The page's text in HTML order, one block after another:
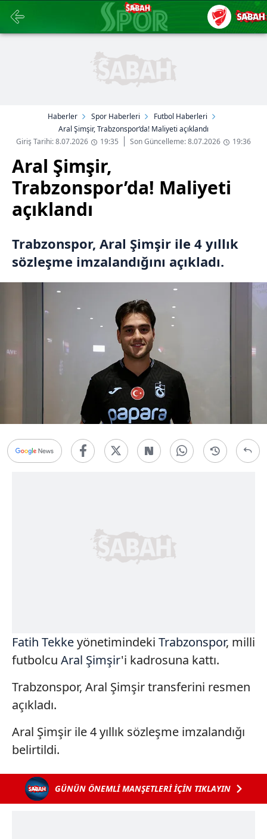
Haberler Spor Haberleri
Futbol Haberleri
Aral Şimşir, Trabzonspor’da! Maliyeti açıklandı
Giriş Tarihi: 8.07.2026
19:35 Son Güncelleme: 8.07.2026 19:36
Aral Şimşir,
Trabzonspor’da! Maliyeti
açıklandı
Trabzonspor, Aral Şimşir ile 4 yıllık
sözleşme imzalandığını açıkladı.
Fatih Tekkeyönetimindeki Trabzonspor, milli
futbolcu Aral Şimşir'i kadrosuna kattı.
Trabzonspor, Aral Şimşir transferini resmen
açıkladı.
Aral Şimşir ile 4 yıllık sözleşme imzalandığı
belirtildi.
GÜNÜN ÖNEMLİ MANŞETLERİ İÇİN TIKLAYIN